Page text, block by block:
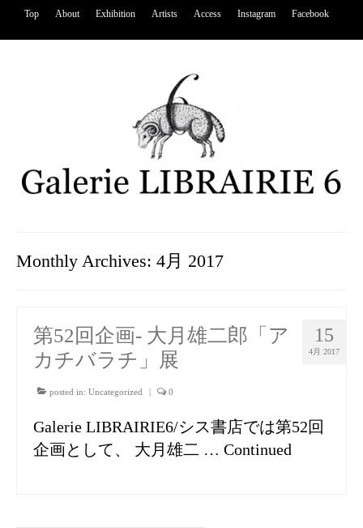
Top About Exhibition Artists Access Instagram Facebook
Monthly Archives: 4月 2017
15
4月 2017
第52回企画- 大月雄二郎「ア
カチバラチ」展
posted in: Uncategorized | 0
Galerie LIBRAIRIE6/シス書店では第52回
企画として、 大月雄二 … Continued